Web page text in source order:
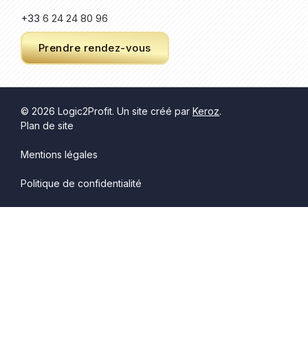
+33 6 24 24 80 96
Prendre rendez-vous
© 2026 Logic2Profit. Un site créé par Keroz.
Plan de site
Mentions légales
Politique de confidentialité